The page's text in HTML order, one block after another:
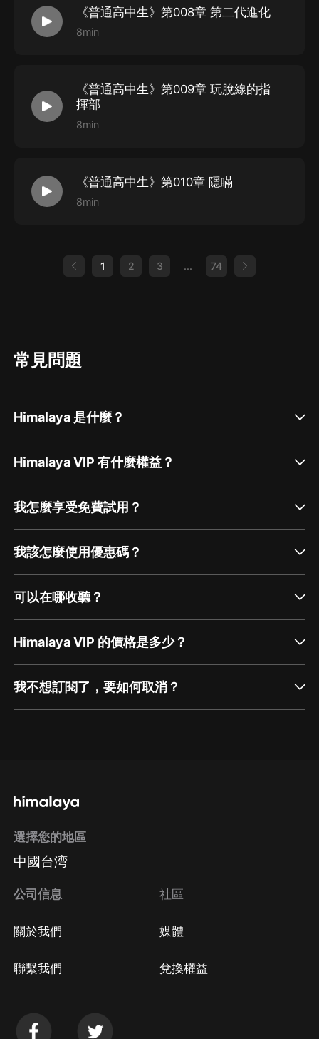
《普通高中生》第008章 第二代進化
8min
《普通高中生》第009章 玩脫線的指
揮部
8min
《普通高中生》第010章 隱瞞
8min
1 2 3 ... 74
常見問題
Himalaya 是什麼？
Himalaya VIP 有什麼權益？
我怎麼享受免費試用？
我該怎麼使用優惠碼？
可以在哪收聽？
Himalaya VIP 的價格是多少？
我不想訂閱了，要如何取消？
方法 Google Play取消訂閱方法
選擇您的地區
中國台湾
公司信息
關於我們
聯繫我們
社區
媒體
兌換權益